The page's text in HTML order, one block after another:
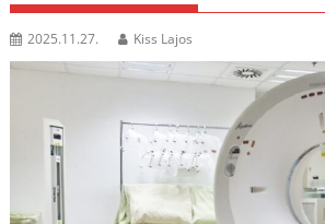
2025.11.27. Kiss Lajos